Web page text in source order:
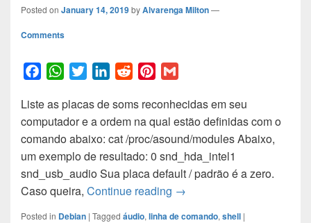
Posted on January 14, 2019byAlvarenga Milton—
Comments
c
e
b
o
o
k
W
a
t
s
A
p
p
i
t
t
e
r
n
k
e
d
I
n
R
d
d
i
t
n
t
e
r
e
s
t
a
i
l
Liste as placas de soms reconhecidas em seu
computador e a ordem na qual estão definidas com o
comando abaixo: cat /proc/asound/modules Abaixo,
um exemplo de resultado: 0 snd_hda_intel1
snd_usb_audio Sua placa default / padrão é a zero.
Caso queira, Continue reading Como definir a placa de
→
Posted in Debian | Tagged áudio, linha de comando, shell |